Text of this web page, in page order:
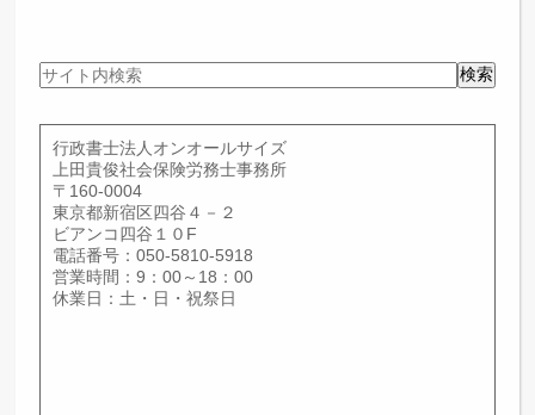
サ
イ
検
索
検索
行政書士法人オンオールサイズ
上田貴俊社会保険労務士事務所
〒160-0004
東京都新宿区四谷４－２
ビアンコ四谷１０F
電話番号：050-5810-5918
営業時間：9：00～18：00
休業日：土・日・祝祭日